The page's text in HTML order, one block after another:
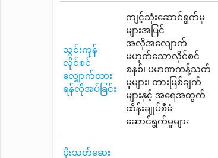
သွင်းကုန်
လိုင်စင်
လျှောက်ထား
ရန်လိုအပ်ခြင်း
ကျင့်သုံးဆောင်ရွက်မှု
များအပြင်
အလိုအလျောက်
မဟုတ်သောလိုင်စင်
စနစ်၊ ပမာဏကန့်သတ်
မှုများ၊ တားမြစ်ချက်
များနှင့် အရေအတွက်
ထိန်းချုပ်စီမံ
ဆောင်ရွက်မှုများ
ပိုးသတ်ဆေး